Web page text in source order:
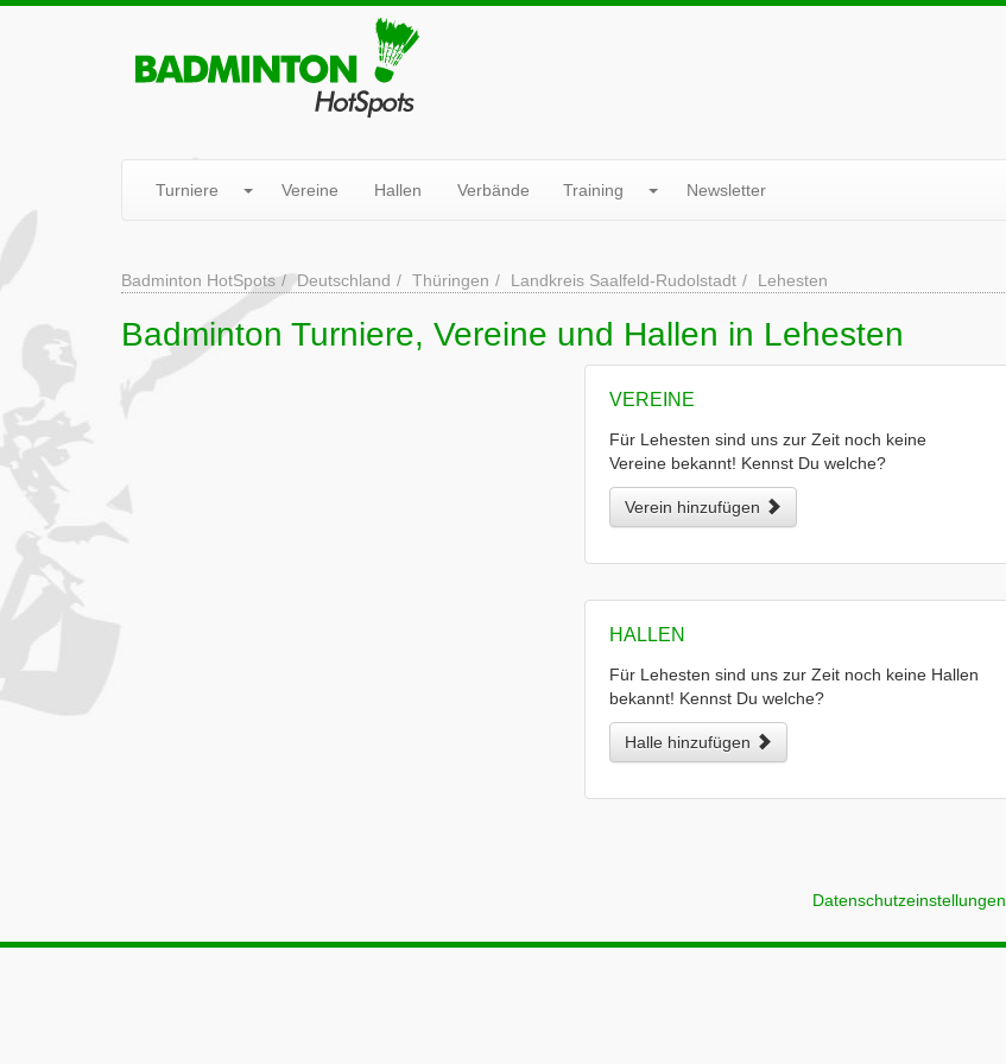
Turniere Vereine Hallen Verbände Training Newsletter
Badminton HotSpots Deutschland Thüringen Landkreis Saalfeld-Rudolstadt Lehesten
Badminton Turniere, Vereine und Hallen in Lehesten
VEREINE
Für Lehesten sind uns zur Zeit noch keine
Vereine bekannt! Kennst Du welche?
Verein hinzufügen
HALLEN
Für Lehesten sind uns zur Zeit noch keine Hallen
bekannt! Kennst Du welche?
Halle hinzufügen
Datenschutzeinstellungen